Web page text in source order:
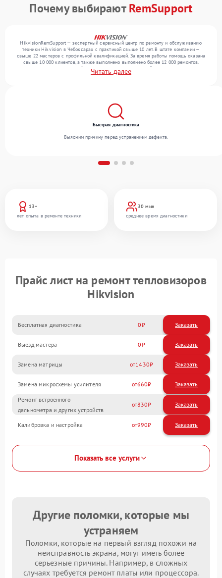
Почему выбираютRemSupport
HikvisionRemSupport — экспертный сервисный центр по ремонту и обслуживанию
техники Hikvision в Чебоксарах с практикой свыше 10 лет. В штате компании —
свыше 22 мастеров с профильной квалификацией. За время работы помощь оказана
свыше 10 000 клиентов, а также выполнено выполнено более 12 000 ремонтов.
Ежемесячно в сервисный центр поступает от 300 устройств, включая , , . Мы
устраняем поломки любой сложности и гарантируем высокое качество обслуживания
Читать далее
13+
лет опыта в ремонте техники
30 мин
среднее время диагностики
Быстрая диагностика
Выясним причину перед устранением дефекта.
Прайс лист на ремонт тепловизоров
Hikvision
Бесплатная диагностика 0 Заказать
Выезд мастера 0 Заказать
Замена матрицы 1430
Замена микросхемы усилителя 660
Ремонт встроенного
дальнометра и других устройств
830
Калибровка и настройка 990
Показать все услуги
Другие поломки, которые мы
устраняем
Поломки, которые на первый взгляд похожи на
неисправность экрана, могут иметь более
серьезные причины. Например, в сложных
случаях требуется ремонт платы или процессора.